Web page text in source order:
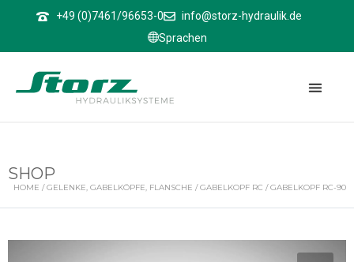
+49 (0)7461/96653-0
info@storz-hydraulik.de
Sprachen
SHOP
HOME /GELENKE, GABELKÖPFE, FLANSCHE /GABELKOPF RC / GABELKOPF RC-90